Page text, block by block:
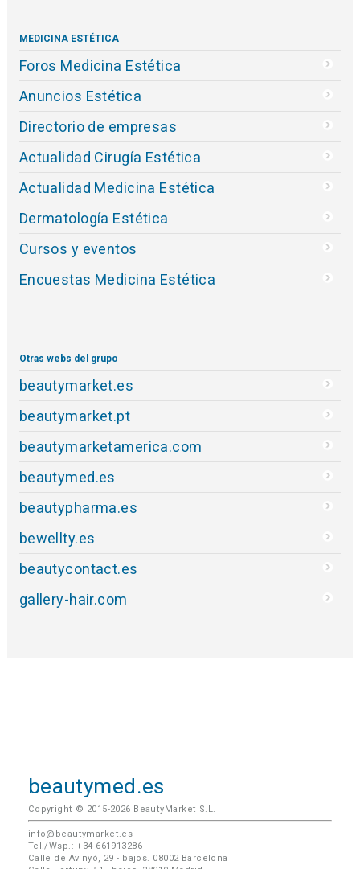
MEDICINA ESTÉTICA
Foros Medicina Estética
Anuncios Estética
Directorio de empresas
Actualidad Cirugía Estética
Actualidad Medicina Estética
Dermatología Estética
Cursos y eventos
Encuestas Medicina Estética
Otras webs del grupo
beautymarket.es
beautymarket.pt
beautymarketamerica.com
beautymed.es
beautypharma.es
bewellty.es
beautycontact.es
gallery-hair.com
beautymed.es
Copyright © 2015-2026 BeautyMarket S.L.
info@beautymarket.es
Tel./Wsp.: +34 661913286
Calle de Avinyó, 29 - bajos. 08002 Barcelona